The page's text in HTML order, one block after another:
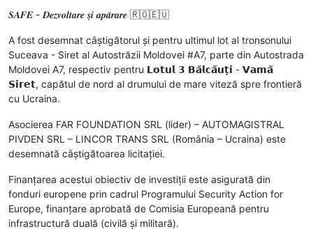
𝑺𝑨𝑭𝑬 - 𝑫𝒆𝒛𝒗𝒐𝒍𝒕𝒂𝒓𝒆 𝒔̦𝒊 𝒂𝒑𝒂̆𝒓𝒂𝒓𝒆 🇷🇴🇪🇺
A fost desemnat câștigătorul și pentru ultimul lot al tronsonului
Suceava - Siret al Autostrăzii Moldovei #A7, parte din Autostrada
Moldovei A7, respectiv pentru 𝗟𝗼𝘁𝘂𝗹 𝟯 𝗕𝗮̆𝗹𝗰𝗮̆𝘂𝘁̦𝗶 - 𝗩𝗮𝗺𝗮̆
𝗦𝗶𝗿𝗲𝘁, capătul de nord al drumului de mare viteză spre frontieră
cu Ucraina.
Asocierea FAR FOUNDATION SRL (lider) – AUTOMAGISTRAL
PIVDEN SRL – LINCOR TRANS SRL (România – Ucraina) este
desemnată câștigătoarea licitației.
Finanțarea acestui obiectiv de investiții este asigurată din
fonduri europene prin cadrul Programului Security Action for
Europe, finanțare aprobată de Comisia Europeană pentru
infrastructură duală (civilă și militară).